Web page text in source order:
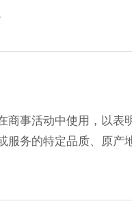
事活动中使用，以表
服务的特定品质、原产